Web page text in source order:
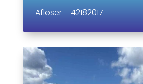
Afløser – 42182017